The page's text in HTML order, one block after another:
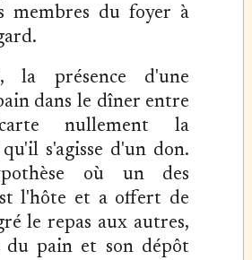
membres du foyer à
la présence d'une
dans le dîner entre
nullement la
s'agisse d'un don.
où un des
l'hôte et a offert de
le repas aux autres,
du pain et son dépôt